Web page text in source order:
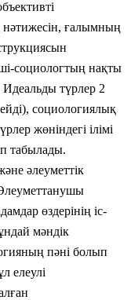
ғалымның
социологтың нақты
Идеальды түрлер 2
социологиялық
жөніндегі ілімі
табылады.
әлеуметтік
өздерінің іс-
мәндік
пәні болып
елеулі